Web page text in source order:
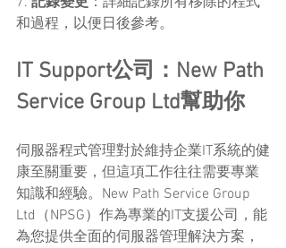
和過程，以便日後參考。
IT Support公司：New Path
Service Group Ltd幫助你
伺服器程式管理對於維持企業IT系統的健
康至關重要，但這項工作往往需要專業
知識和經驗。New Path Service Group
Ltd（NPSG）作為專業的IT支援公司，能
為您提供全面的伺服器管理解決方案，